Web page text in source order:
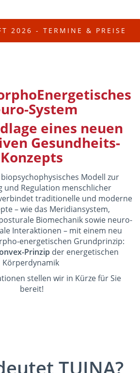
2026 - TERMINE & PREISE
System
eines neuen
Gesundheits-
Konzepts
Modell zur
und Regulation menschlicher
traditionelle und moderne
– wie das Meridiansystem,
Biomechanik sowie neuro-
Interaktionen – mit einem neu
energetischen Grundprinzip:
Prinzip der energetischen
Körperdynamik
stellen wir in Kürze für Sie
bereit!
TUINA?